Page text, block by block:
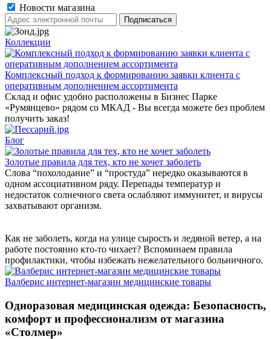
Новости магазина
Коллекции
Комплексный подход к формированию заявки клиента с
оперативным дополнением ассортимента
Склад и офис удобно расположены в Бизнес Парке
«Румянцево» рядом со МКАД - Вы всегда можете без проблем
получить заказ!
Блог
Золотые правила для тех, кто не хочет заболеть
Слова “похолодание” и “простуда” нередко оказываются в
одном ассоциативном ряду. Перепады температур и
недостаток солнечного света ослабляют иммунитет, и вирусы
захватывают организм.
Как не заболеть, когда на улице сырость и ледяной ветер, а на
работе постоянно кто-то чихает? Вспоминаем правила
профилактики, чтобы избежать нежелательного больничного.
Валберис интернет-магазин медицинские товары
Одноразовая медицинская одежда: Безопасность,
комфорт и профессионализм от магазина
«Столмер»